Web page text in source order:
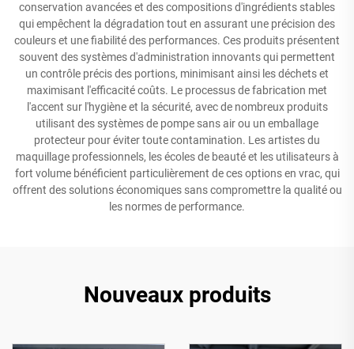
conservation avancées et des compositions d'ingrédients stables
qui empêchent la dégradation tout en assurant une précision des
couleurs et une fiabilité des performances. Ces produits présentent
souvent des systèmes d'administration innovants qui permettent
un contrôle précis des portions, minimisant ainsi les déchets et
maximisant l'efficacité coûts. Le processus de fabrication met
l'accent sur l'hygiène et la sécurité, avec de nombreux produits
utilisant des systèmes de pompe sans air ou un emballage
protecteur pour éviter toute contamination. Les artistes du
maquillage professionnels, les écoles de beauté et les utilisateurs à
fort volume bénéficient particulièrement de ces options en vrac, qui
offrent des solutions économiques sans compromettre la qualité ou
les normes de performance.
Nouveaux produits